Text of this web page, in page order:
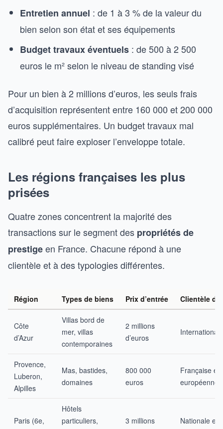
Entretien annuel : de 1 à 3 % de la valeur du
bien selon son état et ses équipements
Budget travaux éventuels : de 500 à 2 500
euros le m² selon le niveau de standing visé
Pour un bien à 2 millions d’euros, les seuls frais
d’acquisition représentent entre 160 000 et 200 000
euros supplémentaires. Un budget travaux mal
calibré peut faire exploser l’enveloppe totale.
Les régions françaises les plus
prisées
Quatre zones concentrent la majorité des
transactions sur le segment des propriétés de
prestigeen France. Chacune répond à une
clientèle et à des typologies différentes.
Région Types de biens Prix d’entrée Clientèle
Côte
d’Azur
Villas bord de
mer, villas
contemporaines
2 millions
d’euros
Internationale
Provence,
Luberon,
Alpilles
Mas, bastides,
domaines
800 000
euros
Française et
européenne
Paris (6e,
Hôtels
particuliers,
3 millions
Nationale et